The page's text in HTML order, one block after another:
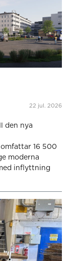
22 jul. 2026
den nya
16 500
moderna
inflyttning